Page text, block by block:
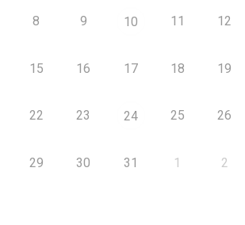
8 9 10 11 12
15 16 17 18 19
22 23 24 25 26
29 30 31 1 2